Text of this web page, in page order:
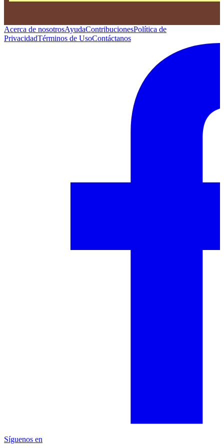
Acerca de nosotrosAyudaContribucionesPolítica de
PrivacidadTérminos de UsoContáctanos
Síguenos en